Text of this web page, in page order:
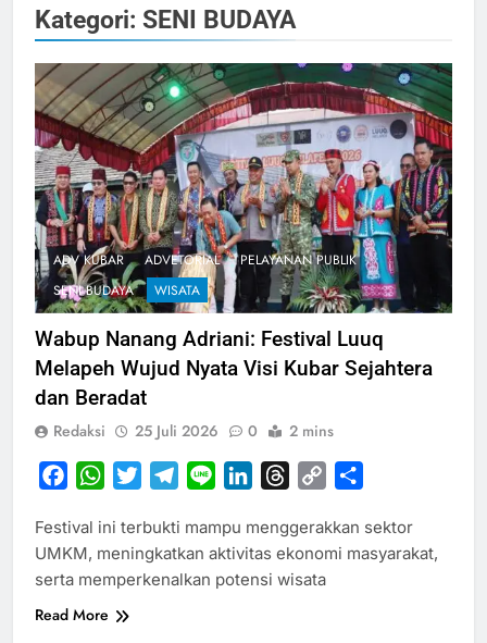
Kategori: SENI BUDAYA
ADV KUBAR ADVETORIAL
PELAYANAN PUBLIK
SENI BUDAYA
WISATA
Wabup Nanang Adriani: Festival Luuq
Melapeh Wujud Nyata Visi Kubar Sejahtera
dan Beradat
Redaksi 25 Juli 2026 0 2 mins
FacebookWhatsApp
TwitterTelegram
Line LinkedInThreads
Copy
Festival ini terbukti mampu menggerakkan sektor
UMKM, meningkatkan aktivitas ekonomi masyarakat,
serta memperkenalkan potensi wisata
Read More